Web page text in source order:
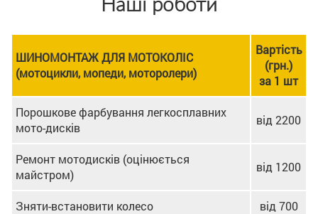
Наші роботи
ШИНОМОНТАЖ ДЛЯ МОТОКОЛІС
(мотоцикли, мопеди, моторолери)
Вартість
(грн.)
за 1 шт
Порошкове фарбування легкосплавних
мото-дисків
від 2200
Ремонт мотодисків (оцінюється
майстром)
від 1200
Зняти-встановити колесо від 700